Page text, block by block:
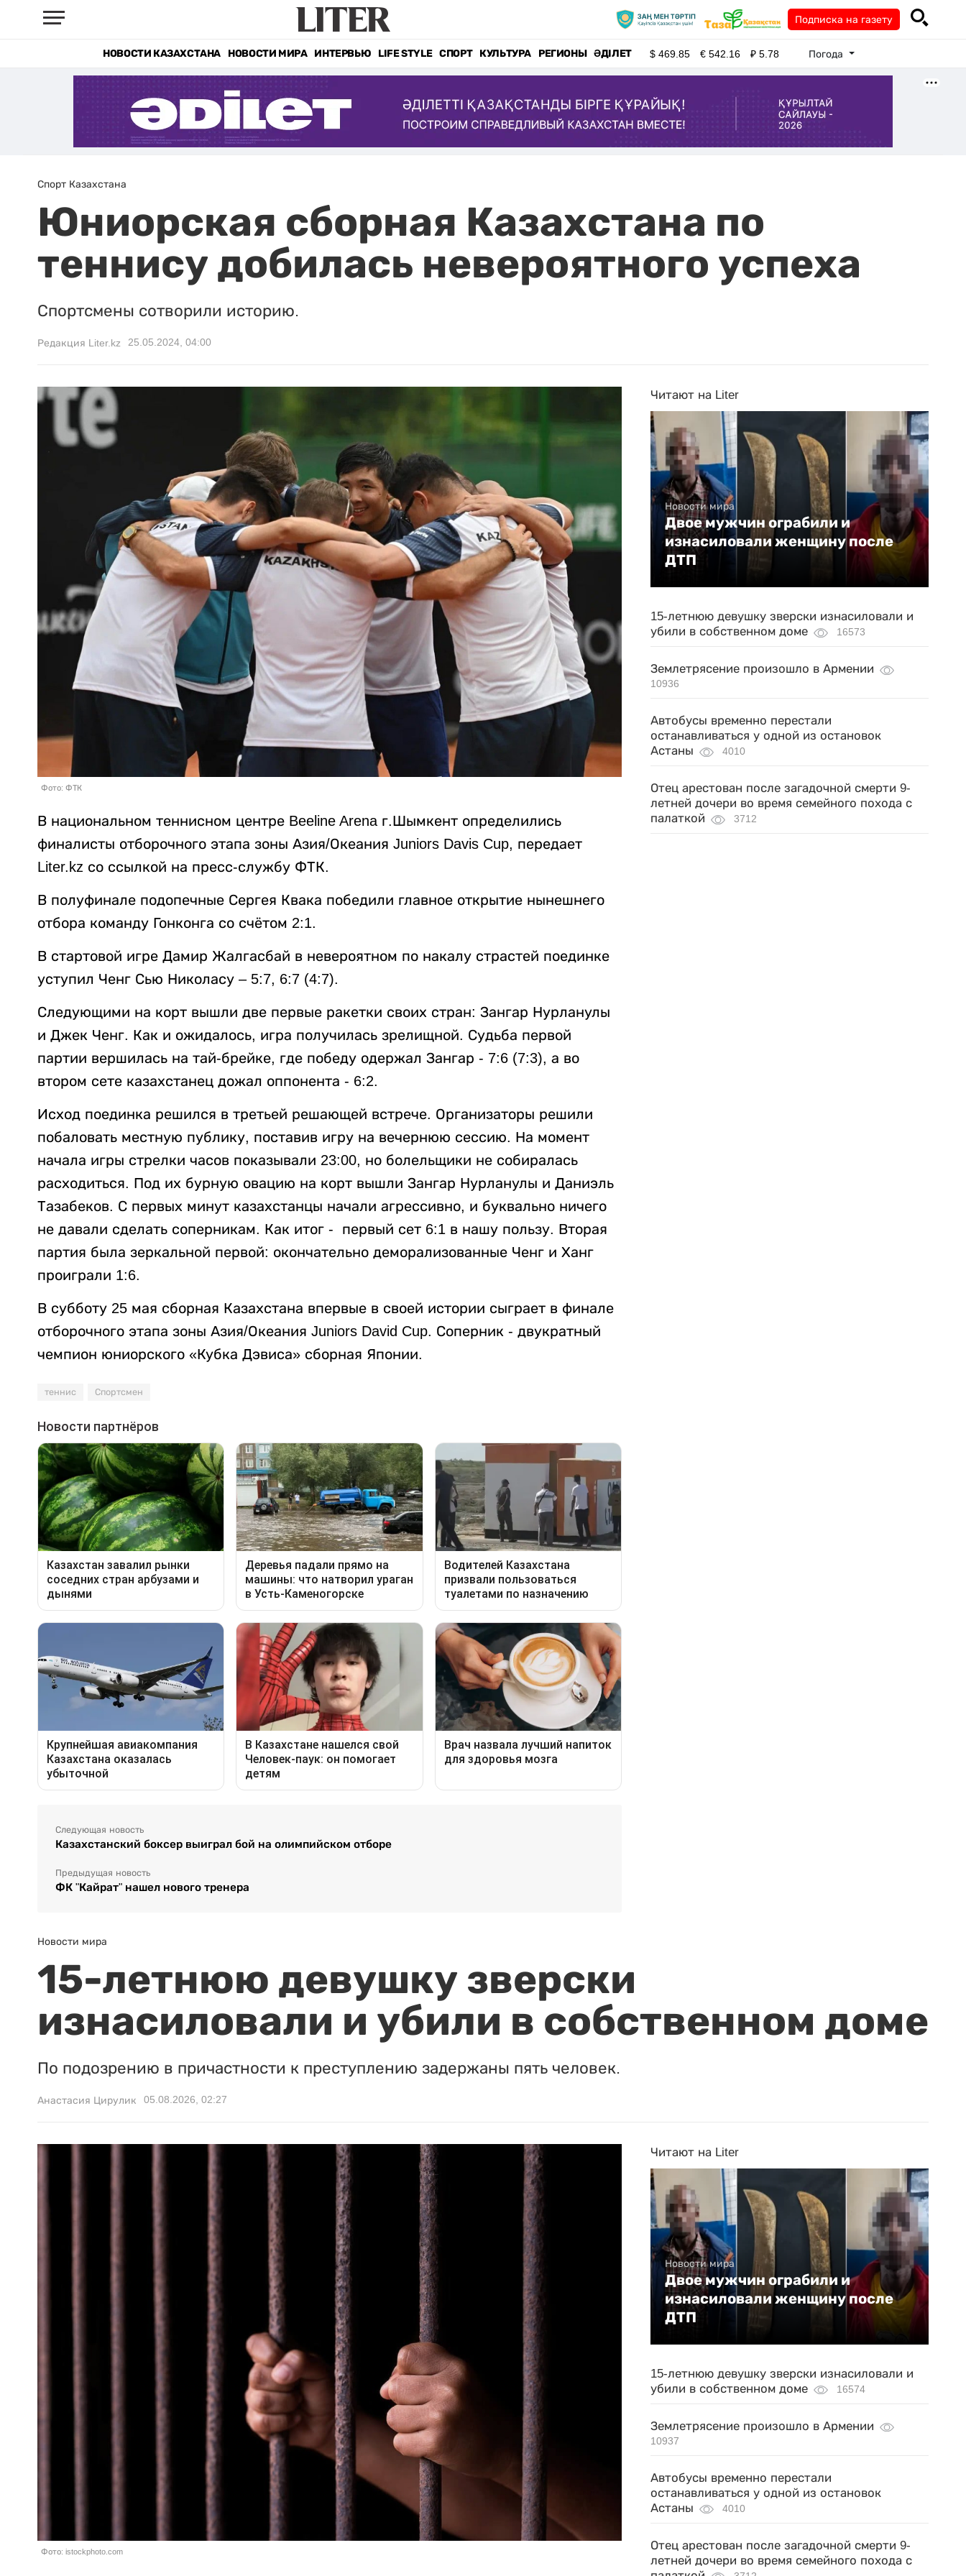
Подписка на газету
НОВОСТИ КАЗАХСТАНА НОВОСТИ МИРА ИНТЕРВЬЮ LIFE STYLE СПОРТ КУЛЬТУРА РЕГИОНЫ ӘДІЛЕТ $469.85 €542.16 ₽5.78 Погода
Спорт Казахстана
Юниорская сборная Казахстана по
теннису добилась невероятного успеха
Спортсмены сотворили историю.
Редакция Liter.kz 25.05.2024, 04:00
Фото: ФТК
В национальном теннисном центре Beeline Arena г.Шымкент определились
финалисты отборочного этапа зоны Азия/Океания Juniors Davis Cup, передает
Liter.kz со ссылкой на пресс-службу ФТК.
В полуфинале подопечные Сергея Квака победили главное открытие нынешнего
отбора команду Гонконга со счётом 2:1.
В стартовой игре Дамир Жалгасбай в невероятном по накалу страстей поединке
уступил Ченг Сью Николасу – 5:7, 6:7 (4:7).
Следующими на корт вышли две первые ракетки своих стран: Зангар Нурланулы
и Джек Ченг. Как и ожидалось, игра получилась зрелищной. Судьба первой
партии вершилась на тай-брейке, где победу одержал Зангар - 7:6 (7:3), а во
втором сете казахстанец дожал оппонента - 6:2.
Исход поединка решился в третьей решающей встрече. Организаторы решили
побаловать местную публику, поставив игру на вечернюю сессию. На момент
начала игры стрелки часов показывали 23:00, но болельщики не собиралась
расходиться. Под их бурную овацию на корт вышли Зангар Нурланулы и Даниэль
Тазабеков. С первых минут казахстанцы начали агрессивно, и буквально ничего
не давали сделать соперникам. Как итог - первый сет 6:1 в нашу пользу. Вторая
партия была зеркальной первой: окончательно деморализованные Ченг и Ханг
проиграли 1:6.
В субботу 25 мая сборная Казахстана впервые в своей истории сыграет в финале
отборочного этапа зоны Азия/Океания Juniors David Cup. Соперник - двукратный
чемпион юниорского «Кубка Дэвиса» сборная Японии.
теннис Спортсмен
Следующая новость
Казахстанский боксер выиграл бой на олимпийском отборе
Предыдущая новость
ФК "Кайрат" нашел нового тренера
Читают на Liter
Новости мира
Двое мужчин ограбили и
изнасиловали женщину после
ДТП
15-летнюю девушку зверски изнасиловали и
убили в собственном доме
16573
Землетрясение произошло в Армении
10936
Автобусы временно перестали
останавливаться у одной из остановок
Астаны
4010
Отец арестован после загадочной смерти 9-
летней дочери во время семейного похода с
палаткой
3712
Новости мира
15-летнюю девушку зверски
изнасиловали и убили в собственном доме
По подозрению в причастности к преступлению задержаны пять человек.
Анастасия Цирулик 05.08.2026, 02:27
Фото: istockphoto.com
Читают на Liter
Новости мира
Двое мужчин ограбили и
изнасиловали женщину после
ДТП
15-летнюю девушку зверски изнасиловали и
убили в собственном доме
16574
Землетрясение произошло в Армении
10937
Автобусы временно перестали
останавливаться у одной из остановок
Астаны
4010
Отец арестован после загадочной смерти 9-
летней дочери во время семейного похода с